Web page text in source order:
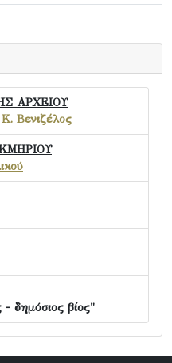
ΑΡΧΕΙΟΥ
Βενιζέλος
δημόσιος βίος"